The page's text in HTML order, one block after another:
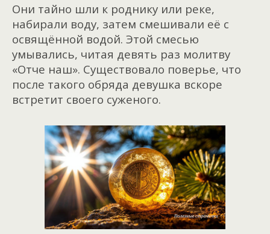
Они тайно шли к роднику или реке,
набирали воду, затем смешивали её с
освящённой водой. Этой смесью
умывались, читая девять раз молитву
«Отче наш». Существовало поверье, что
после такого обряда девушка вскоре
встретит своего суженого.